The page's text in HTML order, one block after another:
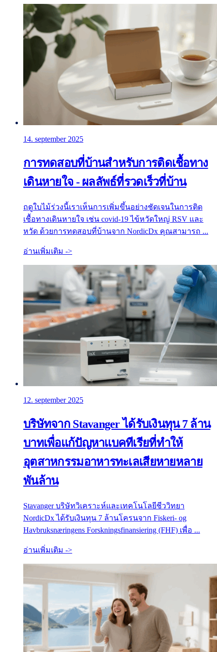
14. september 2025
การทดสอบที่บ้านสำหรับการติดเชื้อทาง
เดินหายใจ - ผลลัพธ์ที่รวดเร็วที่บ้าน
ฤดูใบไม้ร่วงนี้เราเห็นการเพิ่มขึ้นอย่างชัดเจนในการติด
เชื้อทางเดินหายใจ เช่น covid-19 ไข้หวัดใหญ่ RSV และ
หวัด ด้วยการทดสอบที่บ้านจาก NordicDx คุณสามารถ ...
อ่านเพิ่มเติม ->
12. september 2025
บริษัทจาก Stavanger ได้รับเงินทุน 7 ล้าน
บาทเพื่อแก้ปัญหาแบคทีเรียที่ทำให้
อุตสาหกรรมอาหารทะเลเสียหายหลาย
พันล้าน
Stavanger บริษัทวิเคราะห์และเทคโนโลยีชีววิทยา
NordicDx ได้รับเงินทุน 7 ล้านโครนจาก Fiskeri- og
Havbruksnæringens Forskningsfinansiering (FHF) เพื่อ ...
อ่านเพิ่มเติม ->